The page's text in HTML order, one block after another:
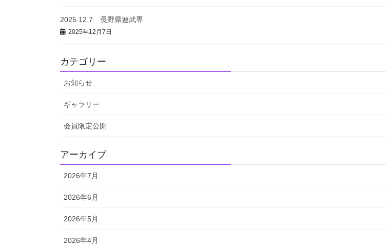
2025.12.7 長野県連武専
2025年12月7日
カテゴリー
お知らせ
ギャラリー
会員限定公開
アーカイブ
2026年7月
2026年6月
2026年5月
2026年4月